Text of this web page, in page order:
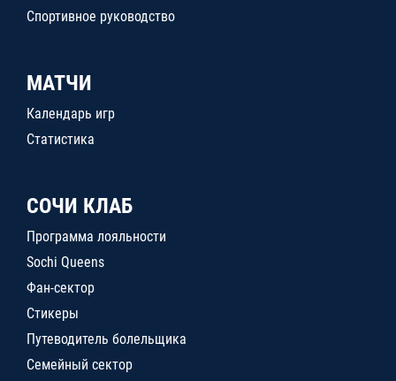
Спортивное руководство
МАТЧИ
Календарь игр
Статистика
СОЧИ КЛАБ
Программа лояльности
Sochi Queens
Фан-сектор
Стикеры
Путеводитель болельщика
Семейный сектор